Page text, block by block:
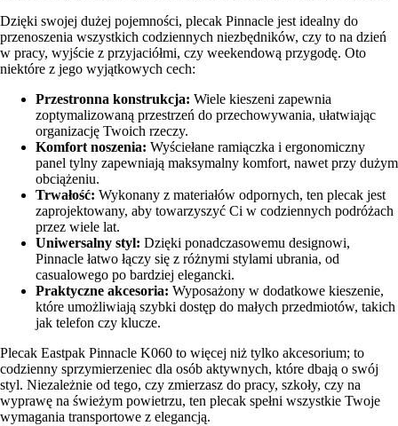
Dzięki swojej dużej pojemności, plecak Pinnacle jest idealny do
przenoszenia wszystkich codziennych niezbędników, czy to na dzień
w pracy, wyjście z przyjaciółmi, czy weekendową przygodę. Oto
niektóre z jego wyjątkowych cech:
Przestronna konstrukcja: Wiele kieszeni zapewnia
zoptymalizowaną przestrzeń do przechowywania, ułatwiając
organizację Twoich rzeczy.
Komfort noszenia: Wyściełane ramiączka i ergonomiczny
panel tylny zapewniają maksymalny komfort, nawet przy dużym
obciążeniu.
Trwałość: Wykonany z materiałów odpornych, ten plecak jest
zaprojektowany, aby towarzyszyć Ci w codziennych podróżach
przez wiele lat.
Uniwersalny styl: Dzięki ponadczasowemu designowi,
Pinnacle łatwo łączy się z różnymi stylami ubrania, od
casualowego po bardziej elegancki.
Praktyczne akcesoria: Wyposażony w dodatkowe kieszenie,
które umożliwiają szybki dostęp do małych przedmiotów, takich
jak telefon czy klucze.
Plecak Eastpak Pinnacle K060 to więcej niż tylko akcesorium; to
codzienny sprzymierzeniec dla osób aktywnych, które dbają o swój
styl. Niezależnie od tego, czy zmierzasz do pracy, szkoły, czy na
wyprawę na świeżym powietrzu, ten plecak spełni wszystkie Twoje
wymagania transportowe z elegancją.